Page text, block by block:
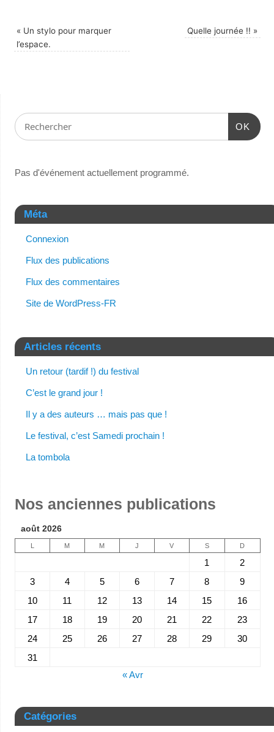
« Un stylo pour marquer
l’espace.
Quelle journée !! »
OK
Pas d'événement actuellement programmé.
Méta
Connexion
Flux des publications
Flux des commentaires
Site de WordPress-FR
Articles récents
Un retour (tardif !) du festival
C’est le grand jour !
Il y a des auteurs … mais pas que !
Le festival, c’est Samedi prochain !
La tombola
Nos anciennes publications
août 2026
L M M J V S D
1
2
3
4 5 6 7 8
9
10
11 12 13 14 15
16
17
18 19 20 21 22
23
24
25 26 27 28 29
30
31
« Avr
Catégories